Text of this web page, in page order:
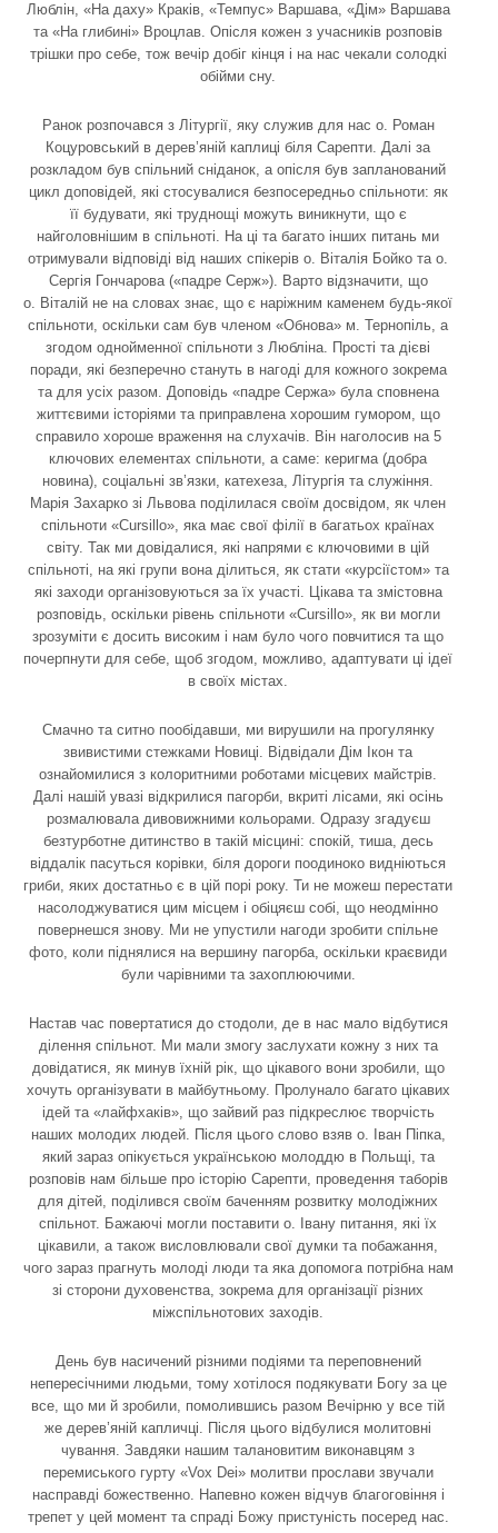
Люблін, «На даху» Краків, «Темпус» Варшава, «Дім» Варшава
та «На глибині» Вроцлав. Опісля кожен з учасників розповів
трішки про себе, тож вечір добіг кінця і на нас чекали солодкі
обійми сну.
Ранок розпочався з Літургії, яку служив для нас о. Роман
Коцуровський в дерев’яній каплиці біля Сарепти. Далі за
розкладом був спільний сніданок, а опісля був запланований
цикл доповідей, які стосувалися безпосередньо спільноти: як
її будувати, які труднощі можуть виникнути, що є
найголовнішим в спільноті. На ці та багато інших питань ми
отримували відповіді від наших спікерів о. Віталія Бойко та о.
Сергія Гончарова («падре Серж»). Варто відзначити, що
о. Віталій не на словах знає, що є наріжним каменем будь-якої
спільноти, оскільки сам був членом «Обнова» м. Тернопіль, а
згодом однойменної спільноти з Любліна. Прості та дієві
поради, які безперечно стануть в нагоді для кожного зокрема
та для усіх разом. Доповідь «падре Сержа» була сповнена
життєвими історіями та приправлена хорошим гумором, що
справило хороше враження на слухачів. Він наголосив на 5
ключових елементах спільноти, а саме: керигма (добра
новина), соціальні зв’язки, катехеза, Літургія та служіння.
Марія Захарко зі Львова поділилася своїм досвідом, як член
спільноти «Cursillo», яка має свої філії в багатьох країнах
світу. Так ми довідалися, які напрями є ключовими в цій
спільноті, на які групи вона ділиться, як стати «курсіїстом» та
які заходи організовуються за їх участі. Цікава та змістовна
розповідь, оскільки рівень спільноти «Cursillo», як ви могли
зрозуміти є досить високим і нам було чого повчитися та що
почерпнути для себе, щоб згодом, можливо, адаптувати ці ідеї
в своїх містах.
Смачно та ситно пообідавши, ми вирушили на прогулянку
звивистими стежками Новиці. Відвідали Дім Ікон та
ознайомилися з колоритними роботами місцевих майстрів.
Далі нашій увазі відкрилися пагорби, вкриті лісами, які осінь
розмалювала дивовижними кольорами. Одразу згадуєш
безтурботне дитинство в такій місцині: спокій, тиша, десь
віддалік пасуться корівки, біля дороги поодиноко видніються
гриби, яких достатньо є в цій порі року. Ти не можеш перестати
насолоджуватися цим місцем і обіцяєш собі, що неодмінно
повернешся знову. Ми не упустили нагоди зробити спільне
фото, коли піднялися на вершину пагорба, оскільки краєвиди
були чарівними та захоплюючими.
Настав час повертатися до стодоли, де в нас мало відбутися
ділення спільнот. Ми мали змогу заслухати кожну з них та
довідатися, як минув їхній рік, що цікавого вони зробили, що
хочуть організувати в майбутньому. Пролунало багато цікавих
ідей та «лайфхаків», що зайвий раз підкреслює творчість
наших молодих людей. Після цього слово взяв о. Іван Піпка,
який зараз опікується українською молоддю в Польщі, та
розповів нам більше про історію Сарепти, проведення таборів
для дітей, поділився своїм баченням розвитку молодіжних
спільнот. Бажаючі могли поставити о. Івану питання, які їх
цікавили, а також висловлювали свої думки та побажання,
чого зараз прагнуть молоді люди та яка допомога потрібна нам
зі сторони духовенства, зокрема для організації різних
міжспільнотових заходів.
День був насичений різними подіями та переповнений
непересічними людьми, тому хотілося подякувати Богу за це
все, що ми й зробили, помолившись разом Вечірню у все тій
же дерев’яній капличці. Після цього відбулися молитовні
чування. Завдяки нашим талановитим виконавцям з
перемиського гурту «Vox Dei» молитви прослави звучали
насправді божественно. Напевно кожен відчув благоговіння і
трепет у цей момент та спраді Божу пристуність посеред нас.